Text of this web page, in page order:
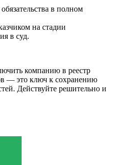
в полном
на стадии
в суд.
компанию в реестр
— это ключ к сохранению
Действуйте решительно и